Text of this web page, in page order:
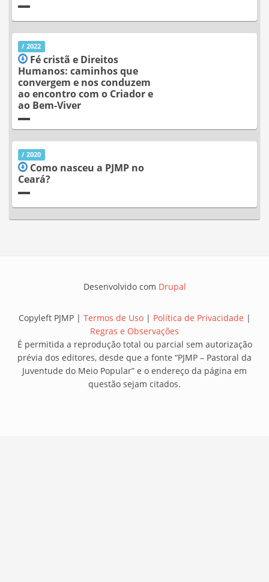
/ 2022
Fé cristã e Direitos
Humanos: caminhos que
convergem e nos conduzem
ao encontro com o Criador e
ao Bem-Viver
/ 2020
Como nasceu a PJMP no
Ceará?
Desenvolvido com Drupal
Copyleft PJMP | Termos de Uso| Política de Privacidade |
Regras e Observações
É permitida a reprodução total ou parcial sem autorização
prévia dos editores, desde que a fonte “PJMP – Pastoral da
Juventude do Meio Popular” e o endereço da página em
questão sejam citados.